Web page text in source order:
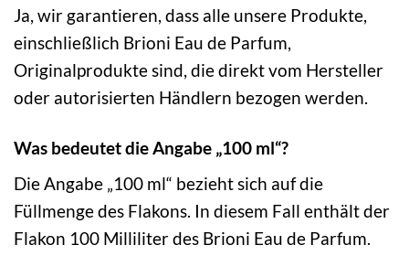
Ja, wir garantieren, dass alle unsere Produkte,
einschließlich Brioni Eau de Parfum,
Originalprodukte sind, die direkt vom Hersteller
oder autorisierten Händlern bezogen werden.
Was bedeutet die Angabe „100 ml“?
Die Angabe „100 ml“ bezieht sich auf die
Füllmenge des Flakons. In diesem Fall enthält der
Flakon 100 Milliliter des Brioni Eau de Parfum.